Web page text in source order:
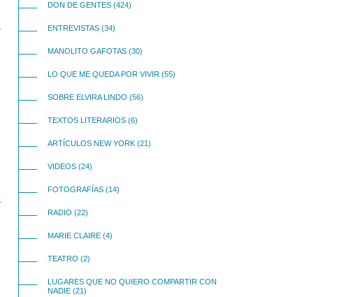
DON DE GENTES (424)
ENTREVISTAS (34)
MANOLITO GAFOTAS (30)
LO QUE ME QUEDA POR VIVIR (55)
SOBRE ELVIRA LINDO (56)
TEXTOS LITERARIOS (6)
ARTÍCULOS NEW YORK (21)
VIDEOS (24)
FOTOGRAFÍAS (14)
RADIO (22)
MARIE CLAIRE (4)
TEATRO (2)
LUGARES QUE NO QUIERO COMPARTIR CON
NADIE (21)